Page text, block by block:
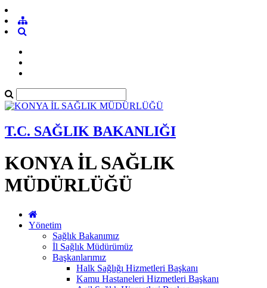
T.C. SAĞLIK BAKANLIĞI
KONYA İL SAĞLIK
MÜDÜRLÜĞÜ
Yönetim
Sağlık Bakanımız
İl Sağlık Müdürümüz
Başkanlarımız
Halk Sağlığı Hizmetleri Başkanı
Kamu Hastaneleri Hizmetleri Başkanı